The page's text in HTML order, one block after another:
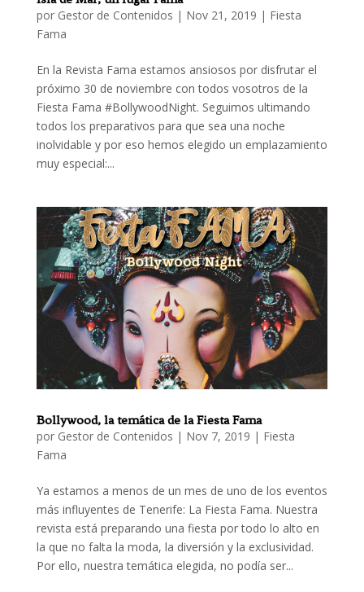
por Gestor de Contenidos | Nov 21, 2019 | Fiesta
Fama
En la Revista Fama estamos ansiosos por disfrutar el
próximo 30 de noviembre con todos vosotros de la
Fiesta Fama #BollywoodNight. Seguimos ultimando
todos los preparativos para que sea una noche
inolvidable y por eso hemos elegido un emplazamiento
muy especial:...
Bollywood, la temática de la Fiesta Fama
por Gestor de Contenidos | Nov 7, 2019 | Fiesta
Fama
Ya estamos a menos de un mes de uno de los eventos
más influyentes de Tenerife: La Fiesta Fama. Nuestra
revista está preparando una fiesta por todo lo alto en
la que no falta la moda, la diversión y la exclusividad.
Por ello, nuestra temática elegida, no podía ser...